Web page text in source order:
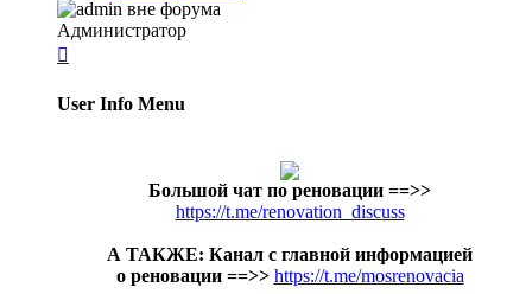
Администратор

User Info Menu
Большой чат по реновации ==>>
https://t.me/renovation_discuss
А ТАКЖЕ: Канал с главной информацией
о реновации ==>> https://t.me/mosrenovacia